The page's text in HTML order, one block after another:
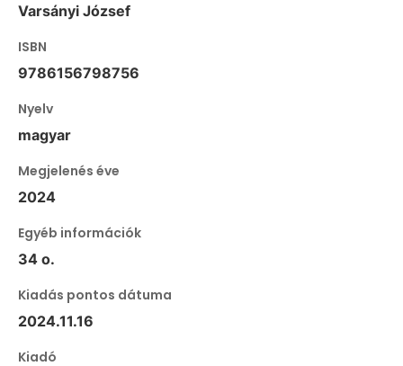
Varsányi József
ISBN
9786156798756
Nyelv
magyar
Megjelenés éve
2024
Egyéb információk
34 o.
Kiadás pontos dátuma
2024.11.16
Kiadó